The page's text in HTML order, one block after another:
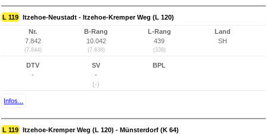
L 119 Itzehoe-Neustadt - Itzehoe-Kremper Weg (L 120)
Nr.
7.842
(7.844)
B-Rang
10.042
(7.638)
L-Rang
439
(338)
Land
SH
DTV
-
SV
-
(-)
BPL
Infos...
L 119 Itzehoe-Kremper Weg (L 120) - Münsterdorf (K 64)